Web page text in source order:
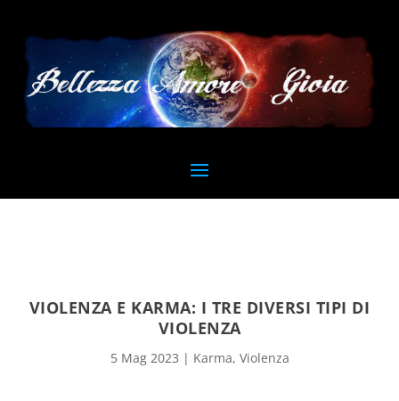
VIOLENZA E KARMA: I TRE DIVERSI TIPI DI
VIOLENZA
5 Mag 2023 | Karma, Violenza